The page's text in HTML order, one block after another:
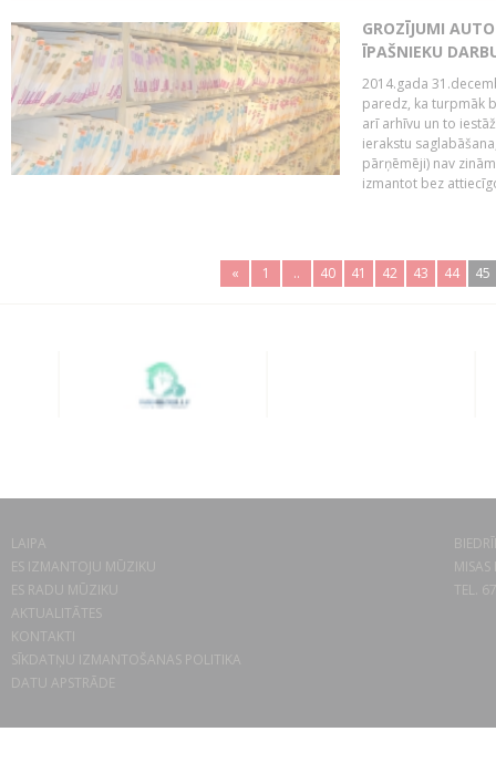
GROZĪJUMI
ĪPAŠNIEKU
2014.gada
paredz, ka turpmāk
arī arhīvu un to
ierakstu
pārņēmēji) nav
izmantot bez
« 1 .. 40 41 42 43 44 45
LAIPA
ES IZMANTOJU MŪZIKU
ES RADU MŪZIKU
AKTUALITĀTES
KONTAKTI
SĪKDATŅU IZMANTOŠANAS POLITIKA
DATU APSTRĀDE
TEL.